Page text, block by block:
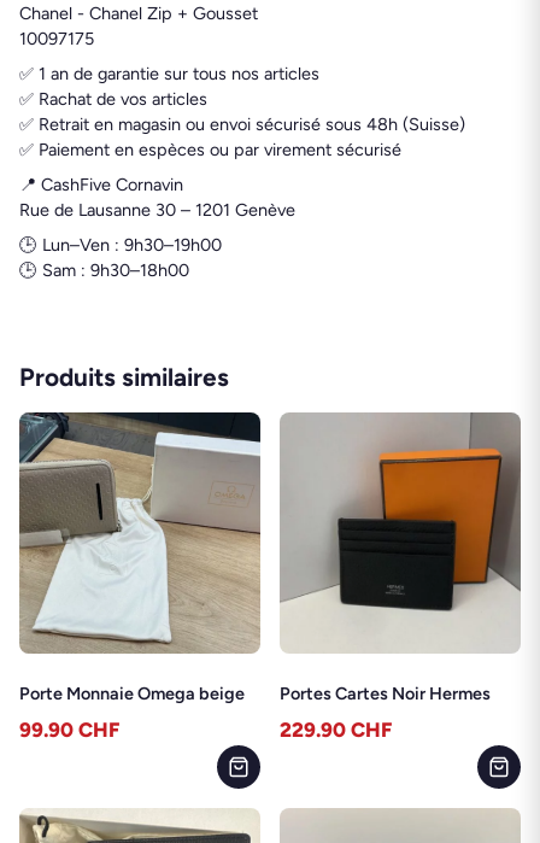
Chanel - Chanel Zip + Gousset
10097175
✅ 1 an de garantie sur tous nos articles
✅ Rachat de vos articles
✅ Retrait en magasin ou envoi sécurisé sous 48h (Suisse)
✅ Paiement en espèces ou par virement sécurisé
📍 CashFive Cornavin
Rue de Lausanne 30 – 1201 Genève
🕒 Lun–Ven : 9h30–19h00
🕒 Sam : 9h30–18h00
Produits similaires
Porte Monnaie Omega beige
99.90 CHF
Portes Cartes Noir Hermes
229.90 CHF